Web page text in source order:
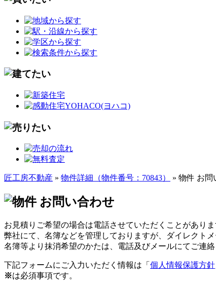
匠工房不動産 » 物件詳細（物件番号：70843） » 物件 お問
お見積りご希望の場合は電話させていただくことがありま
弊社にて、名簿などを管理しておりますが、ダイレクト
名簿等より抹消希望のかたは、電話及びメールにてご連絡
下記フォームにご入力いただく情報は「 個人情報保護方針
※は必須事項です。